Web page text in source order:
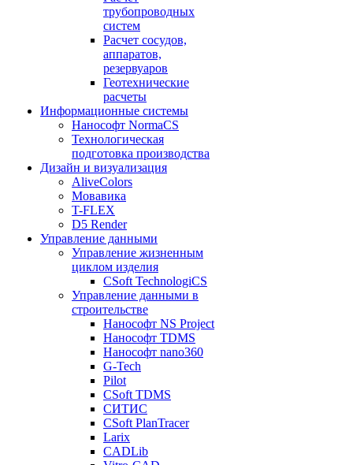
трубопроводных
систем
Расчет сосудов,
аппаратов,
резервуаров
Геотехнические
расчеты
Информационные системы
Нанософт NormaCS
Технологическая
подготовка производства
Дизайн и визуализация
AliveColors
Мовавика
T-FLEX
D5 Render
Управление данными
Управление жизненным
циклом изделия
CSoft TechnologiCS
Управление данными в
строительстве
Нанософт NS Project
Нанософт TDMS
Нанософт nano360
G-Tech
Pilot
CSoft TDMS
СИТИС
CSoft PlanTracer
Larix
CADLib